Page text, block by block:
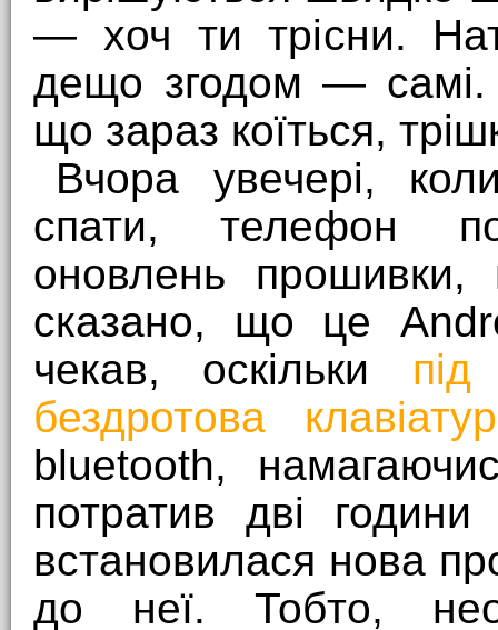
— хоч ти трісни.
дещо згодом — самі.
що зараз коїться,
Вчора увечері,
спати, телефон
оновлень
сказано, що це
чекав, оскільки
бездротова
bluetooth,
потратив дві
встановилася нова
до неї. Тобто,